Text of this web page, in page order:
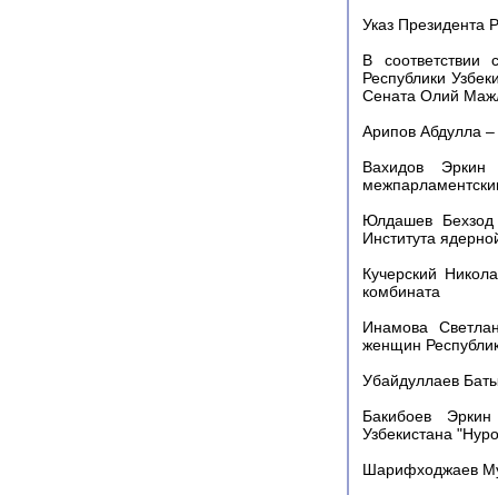
Указ Президента
В соответствии
Республики
Сената Олий
Арипов Абдулла –
Вахидов
Юлдашев Бехзод
Института
Кучерский
комбината
Инамова
женщин
Убайдуллаев
Бакибоев
Узбекистана
Шарифходжаев